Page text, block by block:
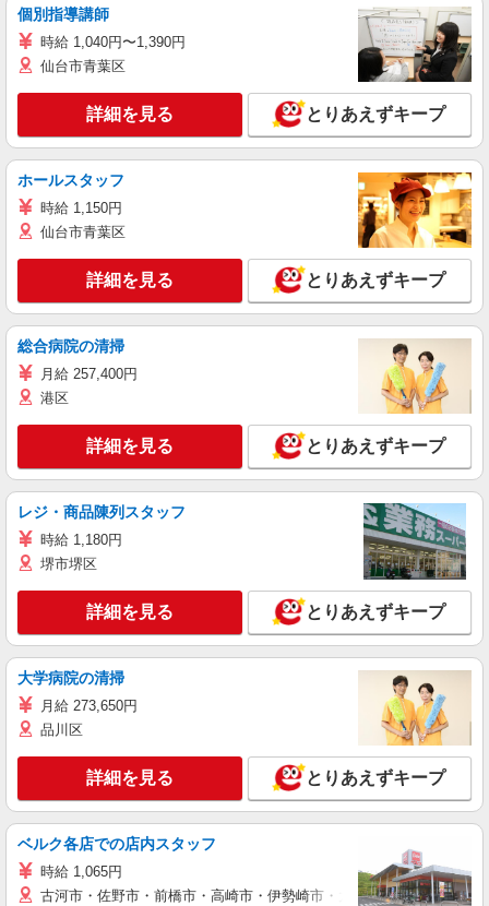
個別指導講師
時給 1,040円〜1,390円
仙台市青葉区
詳細を見る とりあえずキープ
ホールスタッフ
時給 1,150円
仙台市青葉区
詳細を見る とりあえずキープ
総合病院の清掃
月給 257,400円
港区
詳細を見る とりあえずキープ
レジ・商品陳列スタッフ
時給 1,180円
堺市堺区
詳細を見る とりあえずキープ
大学病院の清掃
月給 273,650円
品川区
詳細を見る とりあえずキープ
ベルク各店での店内スタッフ
時給 1,065円
古河市・佐野市・前橋市・高崎市・伊勢崎市・太田市・館林市・藤